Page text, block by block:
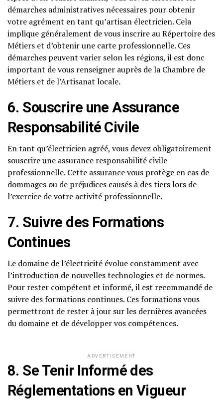
démarches administratives nécessaires pour obtenir
votre agrément en tant qu’artisan électricien. Cela
implique généralement de vous inscrire au Répertoire des
Métiers et d’obtenir une carte professionnelle. Ces
démarches peuvent varier selon les régions, il est donc
important de vous renseigner auprès de la Chambre de
Métiers et de l’Artisanat locale.
6. Souscrire une Assurance
Responsabilité Civile
En tant qu’électricien agréé, vous devez obligatoirement
souscrire une assurance responsabilité civile
professionnelle. Cette assurance vous protège en cas de
dommages ou de préjudices causés à des tiers lors de
l’exercice de votre activité professionnelle.
7. Suivre des Formations
Continues
Le domaine de l’électricité évolue constamment avec
l’introduction de nouvelles technologies et de normes.
Pour rester compétent et informé, il est recommandé de
suivre des formations continues. Ces formations vous
permettront de rester à jour sur les dernières avancées
du domaine et de développer vos compétences.
ADVERTISEMENT
8. Se Tenir Informé des
Réglementations en Vigueur